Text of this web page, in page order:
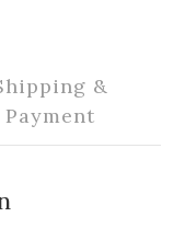
&
Payment